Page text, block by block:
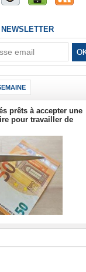
prêts à accepter une
pour travailler de